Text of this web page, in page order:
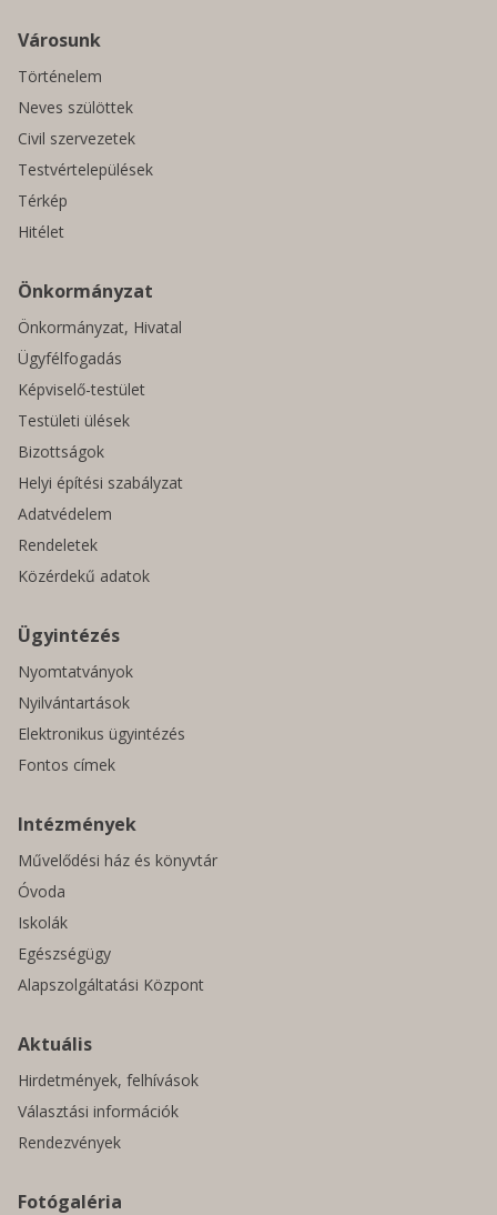
Városunk
Történelem
Neves szülöttek
Civil szervezetek
Testvértelepülések
Térkép
Hitélet
Önkormányzat
Önkormányzat, Hivatal
Ügyfélfogadás
Képviselő-testület
Testületi ülések
Bizottságok
Helyi építési szabályzat
Adatvédelem
Rendeletek
Közérdekű adatok
Ügyintézés
Nyomtatványok
Nyilvántartások
Elektronikus ügyintézés
Fontos címek
Intézmények
Művelődési ház és könyvtár
Óvoda
Iskolák
Egészségügy
Alapszolgáltatási Központ
Aktuális
Hirdetmények, felhívások
Választási információk
Rendezvények
Fotógaléria